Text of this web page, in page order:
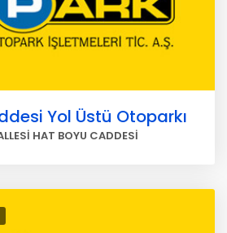
Yol Üstü Otoparkı
HAT BOYU CADDESİ